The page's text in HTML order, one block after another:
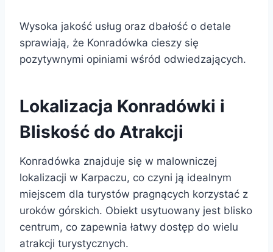
Wysoka jakość usług oraz dbałość o detale
sprawiają, że Konradówka cieszy się
pozytywnymi opiniami wśród odwiedzających.
Lokalizacja Konradówki i
Bliskość do Atrakcji
Konradówka znajduje się w malowniczej
lokalizacji w Karpaczu, co czyni ją idealnym
miejscem dla turystów pragnących korzystać z
uroków górskich. Obiekt usytuowany jest blisko
centrum, co zapewnia łatwy dostęp do wielu
atrakcji turystycznych.